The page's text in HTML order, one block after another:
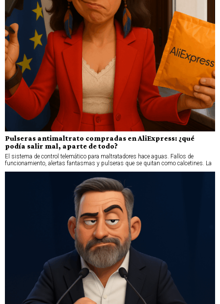
Pulseras antimaltrato compradas en AliExpress: ¿qué
podía salir mal, aparte de todo?
El sistema de control telemático para maltratadores hace aguas. Fallos de
funcionamiento, alertas fantasmas y pulseras que se quitan como calcetines. La